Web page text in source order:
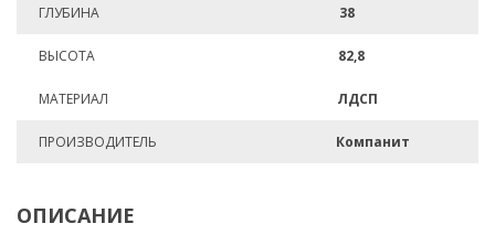
ГЛУБИНА 38
ВЫСОТА 82,8
МАТЕРИАЛ ЛДСП
ПРОИЗВОДИТЕЛЬ Компанит
ОПИСАНИЕ